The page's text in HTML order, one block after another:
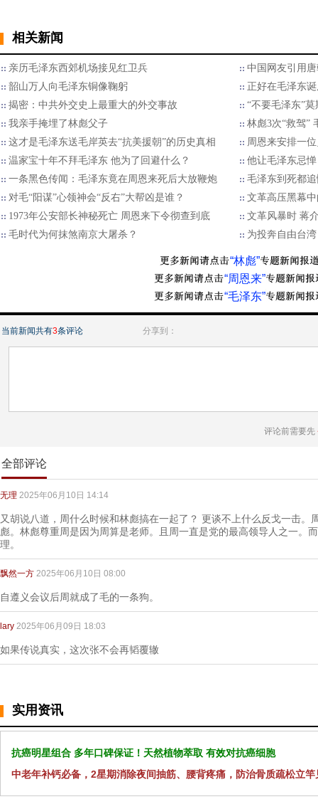
相关新闻
亲历毛泽东西郊机场接见红卫兵
中国网友引用
韶山万人向毛泽东铜像鞠躬
正好在毛泽东
揭密：中共外交史上最重大的外交事故
“不要毛泽东”
我亲手掩埋了林彪父子
林彪3次“救驾”
这才是毛泽东送毛岸英去“抗美援朝”的历史真相
周恩来安排一
温家宝十年不拜毛泽东 他为了回避什么？
他让毛泽东忌
一条黑色传闻：毛泽东竟在周恩来死后大放鞭炮
毛泽东到死都
对毛“阳谋”心领神会“反右”大帮凶是谁？
文革高压黑幕
1973年公安部长神秘死亡 周恩来下令彻查到底
文革风暴时 蒋
毛时代为何抹煞南京大屠杀？
为投奔自由台
“林彪”
“周恩来”
“毛泽东”
当前新闻共有3条评论 分享到：
评论前需要先
全部评论
无理 2025年06月10日 14:14
又胡说八道，周什么时候和林彪搞在一起了？ 更谈不上什么反戈一击。
彪。林彪尊重周是因为周算是老师。且周一直是党的最高领导人之一。
理。
飘然一方 2025年06月10日 08:00
自遵义会议后周就成了毛的一条狗。
lary 2025年06月09日 18:03
如果传说真实，这次张不会再韬覆辙
实用资讯
抗癌明星组合 多年口碑保证！天然植物萃取 有效对抗癌细胞
中老年补钙必备，2星期消除夜间抽筋、腰背疼痛，防治骨质疏松立竿